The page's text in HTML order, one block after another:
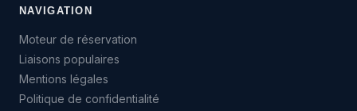
NAVIGATION
Moteur de réservation
Liaisons populaires
Mentions légales
Politique de confidentialité